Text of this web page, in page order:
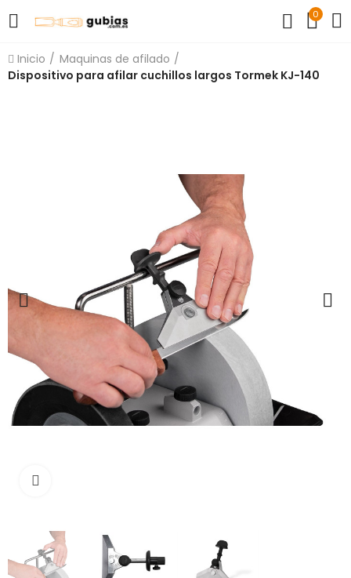
0
Inicio
Maquinas de afilado
Dispositivo para afilar cuchillos largos Tormek KJ-140